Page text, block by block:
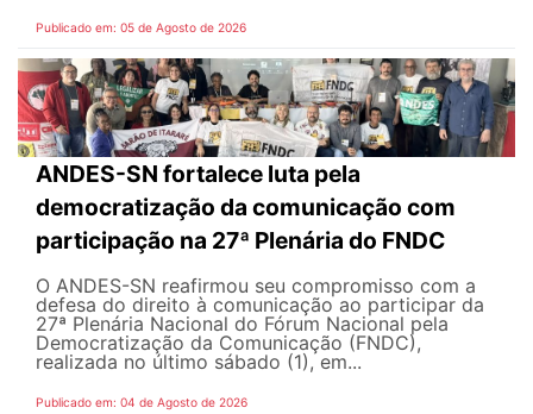
Publicado em: 05 de Agosto de 2026
ANDES-SN fortalece luta pela
democratização da comunicação com
participação na 27ª Plenária do FNDC
O ANDES-SN reafirmou seu compromisso com a
defesa do direito à comunicação ao participar da
27ª Plenária Nacional do Fórum Nacional pela
Democratização da Comunicação (FNDC),
realizada no último sábado (1), em...
Publicado em: 04 de Agosto de 2026